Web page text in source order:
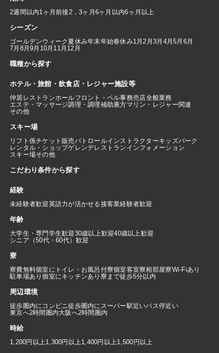
2週間以内1ヶ月前後2，3ヶ月 6ヶ月以内6ヶ月以上
シーズン
ゴールデンウィーク 夏休み年末年始春休み1月2月3月 4月5月 6月
7月 8月9月 10月 11月 12月
職種から探す
ホテル・旅館・飲食店・レジャー施設等
仲居 レストランホールフロント・ベル事務売店全般業務
エステ・マッサージ調理・調理補助裏方マリン・レジャー関連
その他
スキー場
リフト係チケット販売パトロールインストラクターキッズパーク
レンタル・ショップゲレンデレストラン インフォメーション
スキー場その他
こだわり条件から探す
経験
未経験者歓迎英語力が活かせる接客業経験者歓迎
年齢
大学生・専門学生歓迎30歳以上歓迎40歳以上歓迎
シニア（50代・60代）歓迎
寮
寮費無料個室にトイレ・お風呂付寮個室客室寮相部屋寮Wi-Fiあり
駐車場あり個室にキッチンあり 寮まで徒歩5分以内
周辺環境
徒歩圏内にコンビニ徒歩圏内にスーパー駅近いバス停近い
東京へ2時間圏内大阪へ2時間圏内
時給
1,200円以上1,300円以上1,400円以上1,500円以上